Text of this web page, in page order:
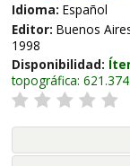
Idioma: Español
Editor: Buenos
1998
Disponibilidad:
topográfica: